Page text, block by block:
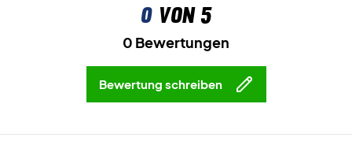
0von 5
0 Bewertungen
Bewertung schreiben